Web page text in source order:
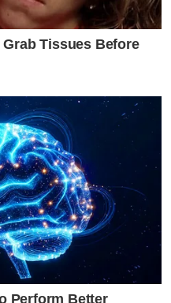
Tissues Before
Perform Better